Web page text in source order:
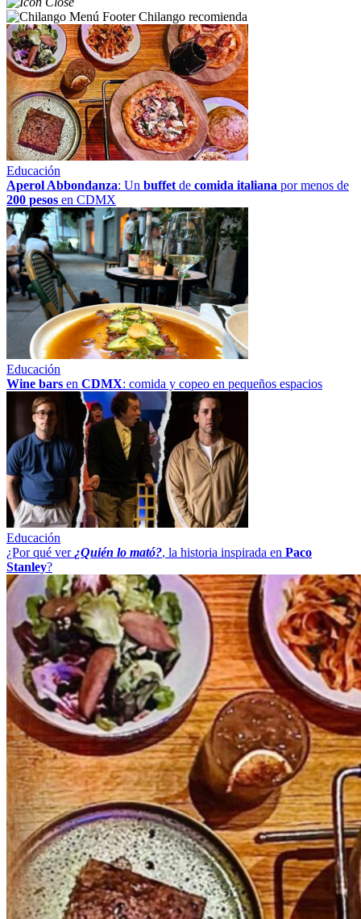
Chilango recomienda
Educación
Aperol Abbondanza: Un buffet de comida italiana por menos de
200 pesos en CDMX
Educación
Wine bars en CDMX: comida y copeo en pequeños espacios
Educación
¿Por qué ver ¿Quién lo mató?, la historia inspirada en Paco
Stanley?